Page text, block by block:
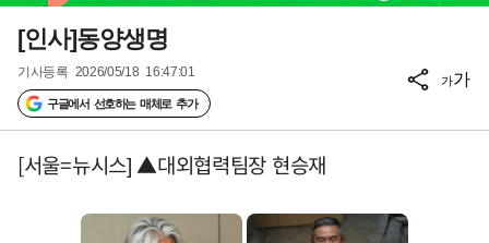
[인사]동양생명
기사등록 2026/05/18 16:47:01
구글에서 선호하는 매체로 추가
가가
[서울=뉴시스] ▲대외협력팀장 현승재